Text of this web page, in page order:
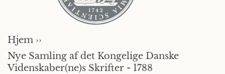
Hjem ››
Nye Samling af det Kongelige Danske
Videnskaber(ne)s Skrifter - 1788